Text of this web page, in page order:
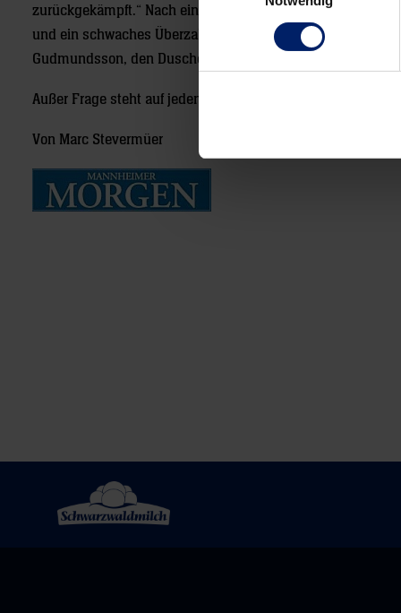
zurückgekämpft.“ Nach einem 7:15 (21.) glichen die
und ein schwaches Überzahlspiel verhinderten danach ein
Gudmundsson, den Duschebajews Auftritt spürbar
Außer Frage steht auf jeden Fall: Eine bessere Motivation
Von Marc Stevermüer